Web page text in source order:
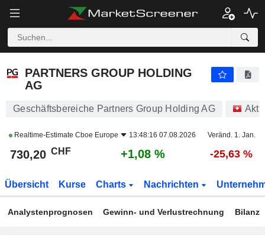
PARTNERS GROUP HOLDING
AG
Geschäftsbereiche Partners Group Holding AG
Realtime-Estimate Cboe Europe 13:48:16 07.08.2026 Veränd. 1. Jan.
730,20 CHF +1,08 % -25,63 %
Übersicht Kurse Charts Nachrichten
Analystenprognosen Gewinn- und Verlustrechnung Bilanz